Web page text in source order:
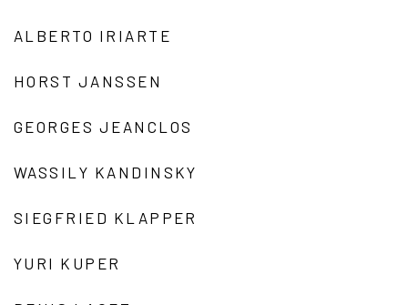
ALBERTO IRIARTE
HORST JANSSEN
GEORGES JEANCLOS
WASSILY KANDINSKY
SIEGFRIED KLAPPER
YURI KUPER